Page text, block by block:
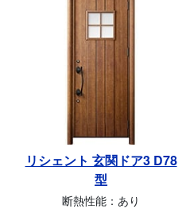
リシェント 玄関ドア3 D78
型
断熱性能：あり